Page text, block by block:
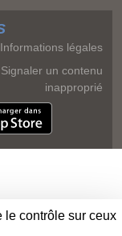
Informations légales
Signaler un contenu
inapproprié
le contrôle sur ceux